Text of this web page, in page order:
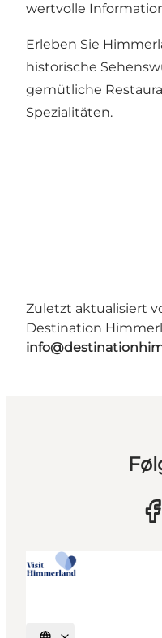
wertvolle
Erleben Sie
historische
gemütliche
Spezialitäten.
Zuletzt aktualisiert
Destination